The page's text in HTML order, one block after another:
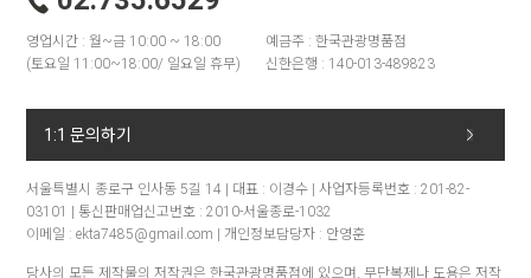
영업시간 : 월~금 10:00 ~ 18:00
(토요일 11:00~18:00/ 일요일 휴무)
예금주 : 한국관광명품점
신한은행 : 140-013-489823
1:1 문의하기
서울특별시 종로구 인사동 5길 14 | 대표 : 이경수 | 사업자등록번호 : 201-82-
03101 | 통신판매업신고번호 : 2010-서울종로-1032
이메일 : ekta7485@gmail.com | 개인정보담당자 : 안영훈
당사의 모든 제작물의 저작권은 한국관광명품점에 있으며, 무단복제나 도용은 저작